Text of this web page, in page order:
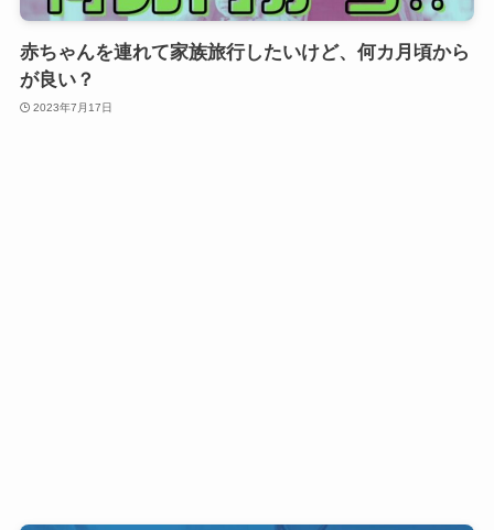
赤ちゃんを連れて家族旅行したいけど、何カ月頃から
が良い？
2023年7月17日